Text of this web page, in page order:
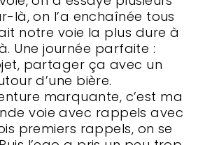
là, on l’a enchaînée tous
notre voie la plus dure à
Une journée parfaite :
partager ça avec un
d’une bière.
marquante, c’est ma
voie avec rappels avec
premiers rappels, on se